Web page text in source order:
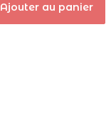
Ajouter au panier